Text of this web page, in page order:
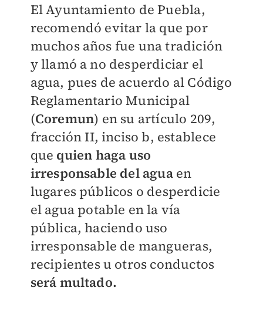
El Ayuntamiento de Puebla,
recomendó evitar la que por
muchos años fue una tradición
y llamó a no desperdiciar el
agua, pues de acuerdo al Código
Reglamentario Municipal
(Coremun) en su artículo 209,
fracción II, inciso b, establece
que quien haga uso
irresponsable del agua en
lugares públicos o desperdicie
el agua potable en la vía
pública, haciendo uso
irresponsable de mangueras,
recipientes u otros conductos
será multado.